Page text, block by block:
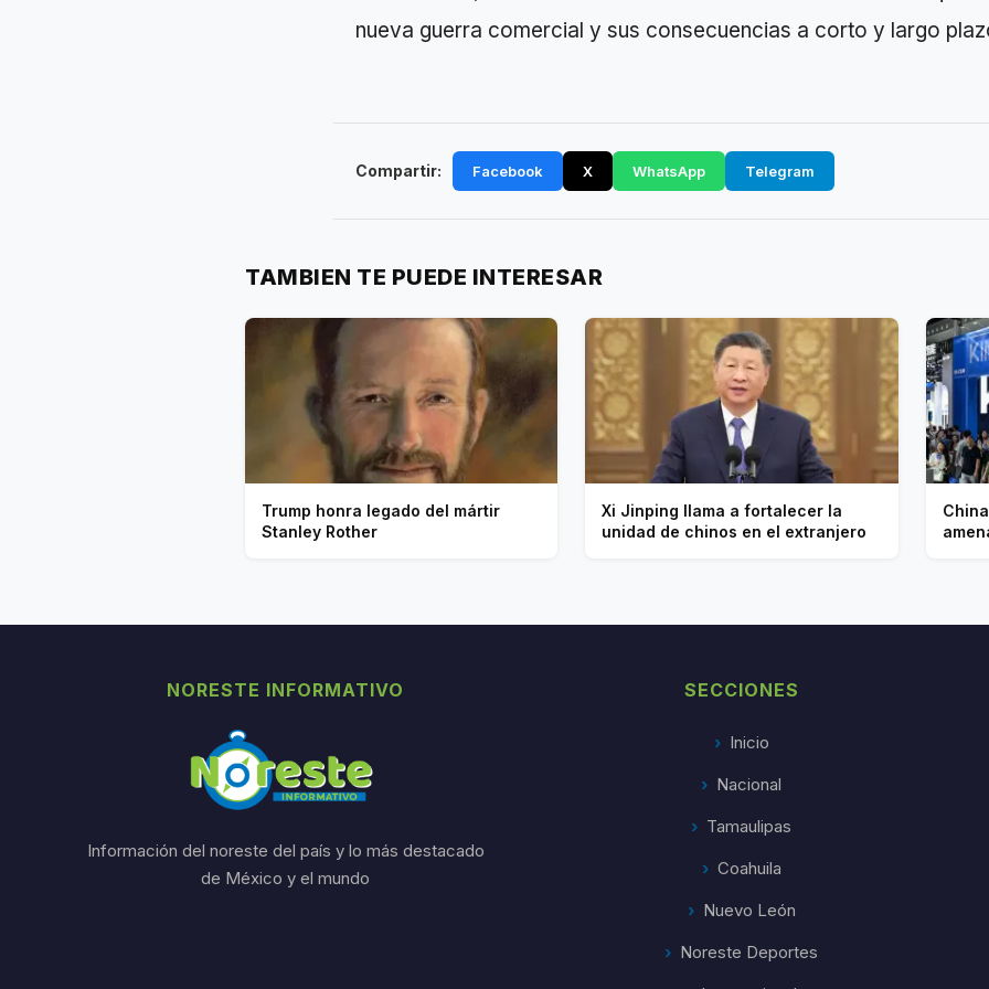
nueva guerra comercial y sus consecuencias a corto y largo
Compartir: Facebook X WhatsApp Telegram
TAMBIEN TE PUEDE INTERESAR
Trump honra legado del mártir
Stanley Rother
Xi Jinping llama a fortalecer la
unidad de chinos en el extranjero
NORESTE INFORMATIVO
Información del noreste del país y lo más destacado
de México y el mundo
SECCIONES
Inicio
Nacional
Tamaulipas
Coahuila
Nuevo León
Noreste Deportes